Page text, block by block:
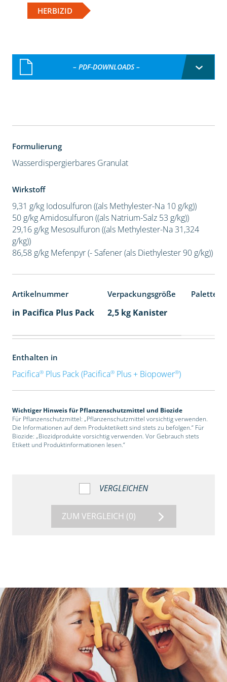
HERBIZID
– PDF-DOWNLOADS –
Formulierung
Wasserdispergierbares Granulat
Wirkstoff
9,31 g/kg Iodosulfuron ((als Methylester-Na 10 g/kg))
50 g/kg Amidosulfuron ((als Natrium-Salz 53 g/kg))
29,16 g/kg Mesosulfuron ((als Methylester-Na 31,324
g/kg))
86,58 g/kg Mefenpyr (- Safener (als Diethylester 90 g/kg))
Artikelnummer Verpackungsgröße
in Pacifica Plus Pack 2,5 kg Kanister
Enthalten in
Pacifica®Plus Pack (Pacifica®Plus + Biopower®)
Wichtiger Hinweis für Pflanzenschutzmittel und Biozide
Für Pflanzenschutzmittel: „Pflanzenschutzmittel vorsichtig verwenden.
Die Informationen auf dem Produktetikett sind stets zu befolgen.“ Für
Biozide: „Biozidprodukte vorsichtig verwenden. Vor Gebrauch stets
Etikett und Produktinformationen lesen.“
VERGLEICHEN
ZUM VERGLEICH (0)